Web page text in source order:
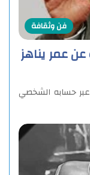
فن وثقافة
عمر يناهز
عبر حسابه الشخصي